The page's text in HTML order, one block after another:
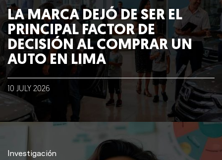
LA MARCA DEJÓ DE SER EL
PRINCIPAL FACTOR DE
DECISIÓN AL COMPRAR UN
AUTO EN LIMA
10 JULY 2026
Investigación